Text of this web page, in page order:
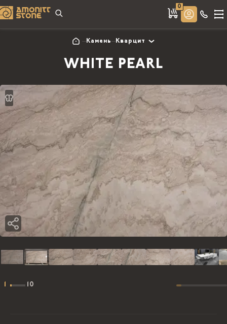
0
Камень Кварцит
WHITE PEARL
1 10